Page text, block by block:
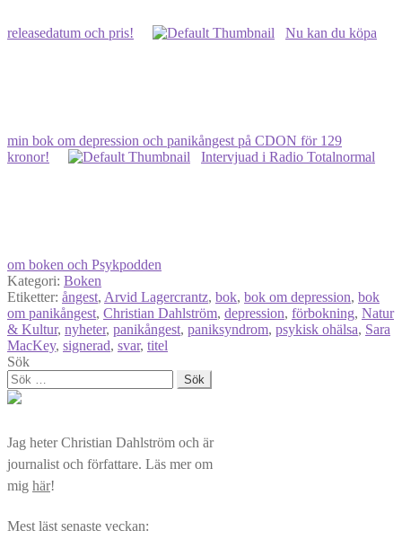
releasedatum och pris! Nu kan du köpa
min bok om depression och panikångest på CDON för 129
kronor!
Intervjuad i Radio Totalnormal
om boken och Psykpodden
Kategori: Boken
Etiketter: ångest, Arvid Lagercrantz, bok, bok om depression, bok
om panikångest, Christian Dahlström, depression, förbokning, Natur
& Kultur, nyheter, panikångest, paniksyndrom, psykisk ohälsa, Sara
MacKey, signerad, svar, titel
Sök
Sök
efter:
Jag heter Christian Dahlström och är
journalist och författare. Läs mer om
mig här!
Mest läst senaste veckan: